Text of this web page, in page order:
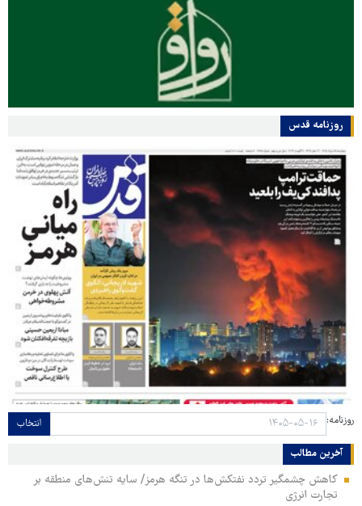
روزنامه قدس
روزنامه: انتخاب
آخرین مطالب
کاهش چشمگیر تردد نفتکش‌ها در تنگه هرمز/ سایه تنش‌های منطقه بر
تجارت انرژی